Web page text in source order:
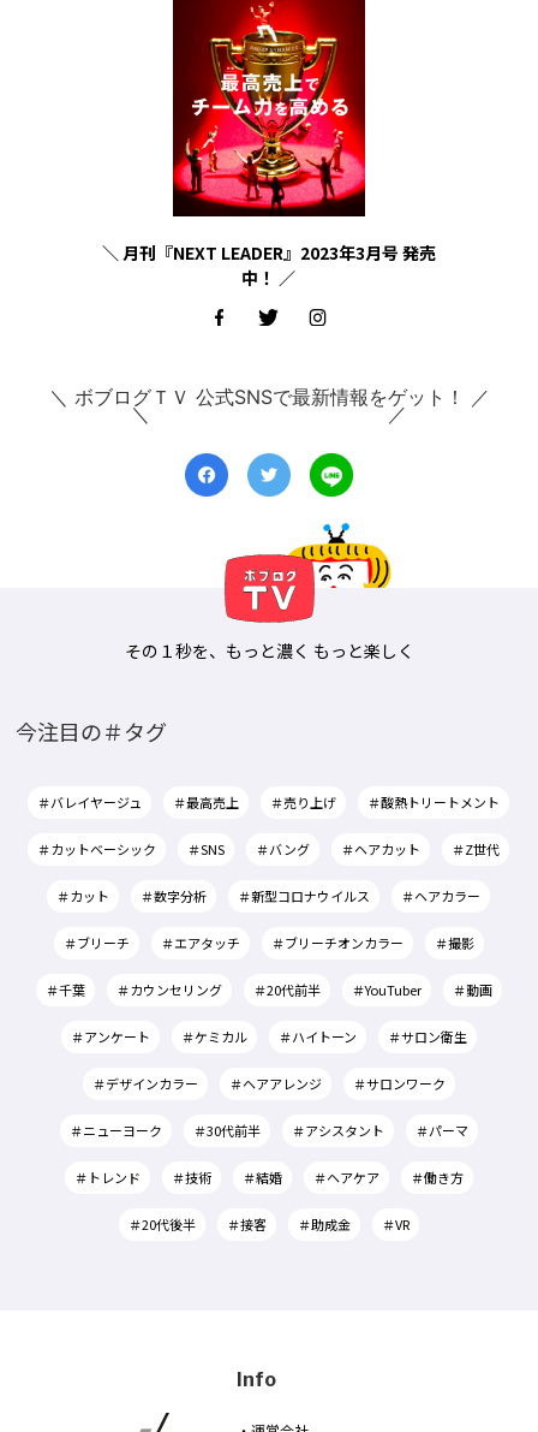
＼ 月刊『NEXT LEADER』2023年3月号 発売
中！ ／
＼ ボブログＴＶ 公式SNSで最新情報をゲット！ ／
その１秒を、もっと濃く もっと楽しく
今注目の＃タグ
＃バレイヤージュ ＃最高売上 ＃売り上げ ＃酸熱トリートメント
＃カットベーシック ＃SNS ＃バング ＃ヘアカット ＃Z世代
＃カット ＃数字分析 ＃新型コロナウイルス ＃ヘアカラー
＃ブリーチ ＃エアタッチ ＃ブリーチオンカラー ＃撮影
＃千葉 ＃カウンセリング ＃20代前半 ＃YouTuber ＃動画
＃アンケート ＃ケミカル ＃ハイトーン ＃サロン衛生
＃デザインカラー ＃ヘアアレンジ ＃サロンワーク
＃ニューヨーク ＃30代前半 ＃アシスタント ＃パーマ
＃トレンド ＃技術 ＃結婚 ＃ヘアケア ＃働き方
＃20代後半 ＃接客 ＃助成金 ＃VR
Info